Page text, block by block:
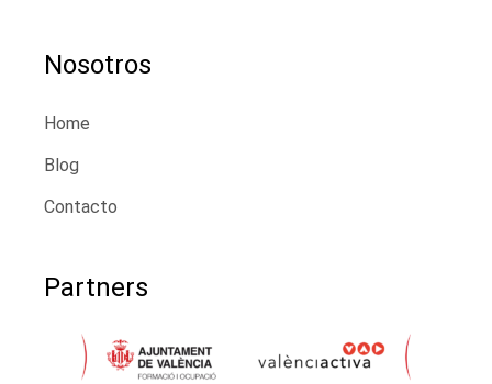
Nosotros
Home
Blog
Contacto
Partners